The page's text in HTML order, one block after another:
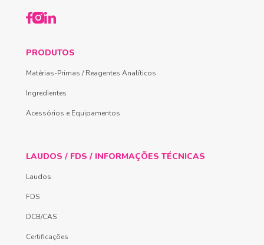
PRODUTOS
Matérias-Primas / Reagentes Analíticos
Ingredientes
Acessórios e Equipamentos
LAUDOS / FDS / INFORMAÇÕES TÉCNICAS
Laudos
FDS
DCB/CAS
Certificações